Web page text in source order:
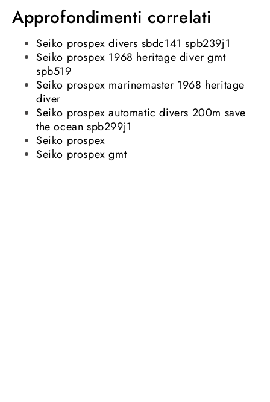
Approfondimenti correlati
Seiko prospex divers sbdc141 spb239j1
Seiko prospex 1968 heritage diver gmt
spb519
Seiko prospex marinemaster 1968 heritage
diver
Seiko prospex automatic divers 200m save
the ocean spb299j1
Seiko prospex
Seiko prospex gmt